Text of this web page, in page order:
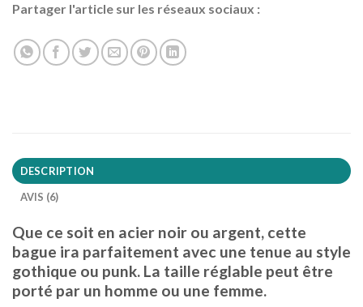
Partager l'article sur les réseaux sociaux :
DESCRIPTION
AVIS (6)
Que ce soit en acier noir ou argent, cette
bague ira parfaitement avec une tenue au style
gothique ou punk. La taille réglable peut être
porté par un homme ou une femme.